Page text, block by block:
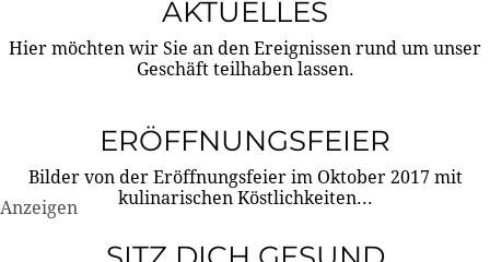
AKTUELLES
Hier möchten wir Sie an den Ereignissen rund um unser
Geschäft teilhaben lassen.
ERÖFFNUNGSFEIER
Bilder von der Eröffnungsfeier im Oktober 2017 mit
kulinarischen Köstlichkeiten...
Anzeigen